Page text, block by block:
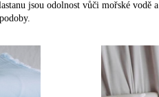
jsou odolnost vůči mořské vodě a